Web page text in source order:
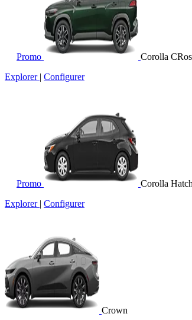
Promo
Corolla
Explorer | Configurer
Promo Corolla
Explorer | Configurer
Crown